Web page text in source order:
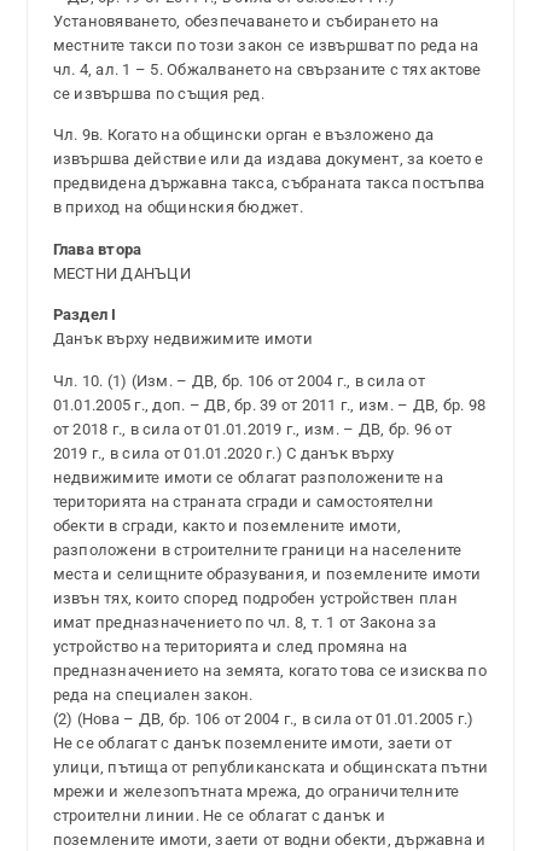
Установяването, обезпечаването и събирането на
местните такси по този закон се извършват по реда на
чл. 4, ал. 1 – 5. Обжалването на свързаните с тях актове
се извършва по същия ред.
Чл. 9в. Когато на общински орган е възложено да
извършва действие или да издава документ, за което е
предвидена държавна такса, събраната такса постъпва
в приход на общинския бюджет.
Глава втора
МЕСТНИ ДАНЪЦИ
Раздел I
Данък върху недвижимите имоти
Чл. 10. (1) (Изм. – ДВ, бр. 106 от 2004 г., в сила от
01.01.2005 г., доп. – ДВ, бр. 39 от 2011 г., изм. – ДВ, бр. 98
от 2018 г., в сила от 01.01.2019 г., изм. – ДВ, бр. 96 от
2019 г., в сила от 01.01.2020 г.) С данък върху
недвижимите имоти се облагат разположените на
територията на страната сгради и самостоятелни
обекти в сгради, както и поземлените имоти,
разположени в строителните граници на населените
места и селищните образувания, и поземлените имоти
извън тях, които според подробен устройствен план
имат предназначението по чл. 8, т. 1 от Закона за
устройство на територията и след промяна на
предназначението на земята, когато това се изисква по
реда на специален закон.
(2) (Нова – ДВ, бр. 106 от 2004 г., в сила от 01.01.2005 г.)
Не се облагат с данък поземлените имоти, заети от
улици, пътища от републиканската и общинската пътни
мрежи и железопътната мрежа, до ограничителните
строителни линии. Не се облагат с данък и
поземлените имоти, заети от водни обекти, държавна и